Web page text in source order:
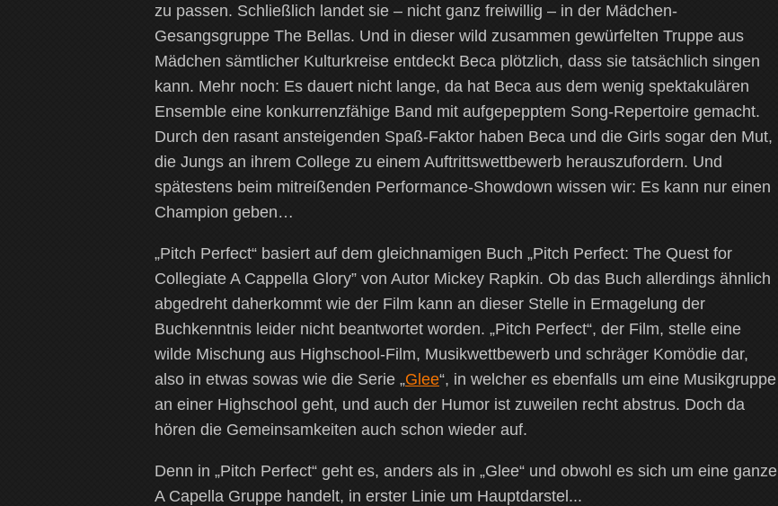
zu passen. Schließlich landet sie – nicht ganz freiwillig – in der Mädchen-
Gesangsgruppe The Bellas. Und in dieser wild zusammen gewürfelten Truppe aus
Mädchen sämtlicher Kulturkreise entdeckt Beca plötzlich, dass sie tatsächlich singen
kann. Mehr noch: Es dauert nicht lange, da hat Beca aus dem wenig spektakulären
Ensemble eine konkurrenzfähige Band mit aufgepepptem Song-Repertoire gemacht.
Durch den rasant ansteigenden Spaß-Faktor haben Beca und die Girls sogar den Mut,
die Jungs an ihrem College zu einem Auftrittswettbewerb herauszufordern. Und
spätestens beim mitreißenden Performance-Showdown wissen wir: Es kann nur einen
Champion geben…
„Pitch Perfect“ basiert auf dem gleichnamigen Buch „Pitch Perfect: The Quest for
Collegiate A Cappella Glory” von Autor Mickey Rapkin. Ob das Buch allerdings ähnlich
abgedreht daherkommt wie der Film kann an dieser Stelle in Ermagelung der
Buchkenntnis leider nicht beantwortet worden. „Pitch Perfect“, der Film, stelle eine
wilde Mischung aus Highschool-Film, Musikwettbewerb und schräger Komödie dar,
also in etwas sowas wie die Serie „Glee“, in welcher es ebenfalls um eine Musikgruppe
an einer Highschool geht, und auch der Humor ist zuweilen recht abstrus. Doch da
hören die Gemeinsamkeiten auch schon wieder auf.
Denn in „Pitch Perfect“ geht es, anders als in „Glee“ und obwohl es sich um eine ganze
A Capella Gruppe handelt, in erster Linie um Hauptdarstel...